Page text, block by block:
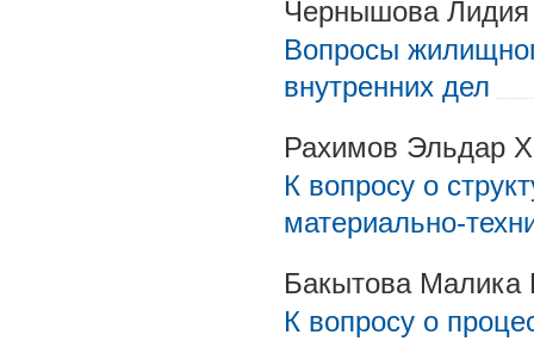
Чернышова
Вопросы
внутренних дел
Рахимов Эльдар
К вопросу о
материально-
Бакытова Малика
К вопросу о